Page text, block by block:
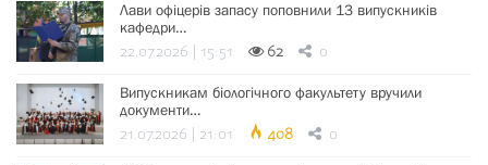
Лави офіцерів запасу поповнили 13 випускників
кафедри…
22.07.2026 | 15:51 62 0
Випускникам біологічного факультету вручили
документи…
21.07.2026 | 21:01 408 0